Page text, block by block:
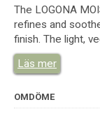
The LOGONA
refines and
finish. The light,
organic mint &
counteracts
Available Sizes
Läs mer
OMDÖME